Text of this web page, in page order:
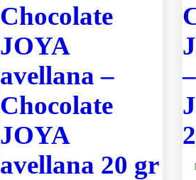
Chocolate
JOYA
avellana –
Chocolate
JOYA
avellana 20 gr